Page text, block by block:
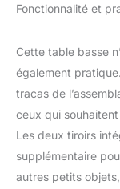
Fonctionnalité et
Cette table basse
également
tracas de
ceux qui
Les deux tiroirs
supplémentaire
autres petits